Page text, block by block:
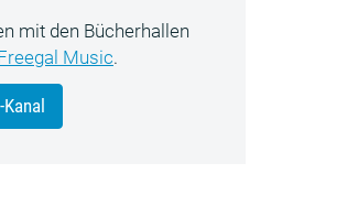
mit den Bücherhallen
Music.